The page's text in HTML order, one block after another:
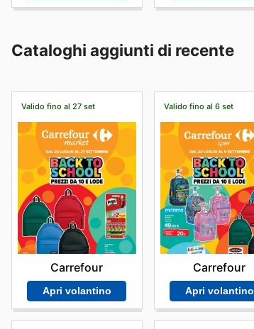
Cataloghi aggiunti di recente
Valido fino al 27 set
Carrefour
Apri volantino
Valido fino al 6 set
Carrefour
Apri volantino